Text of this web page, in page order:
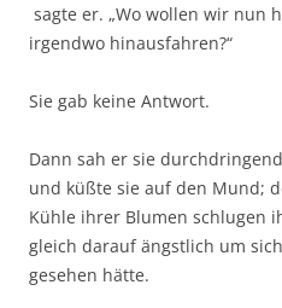
sagte er. „Wo wollen wir nun
irgendwo hinausfahren?“
Sie gab keine Antwort.
Dann sah er sie
und küßte sie auf den Mund;
Kühle ihrer Blumen schlugen
gleich darauf ängstlich um
gesehen hätte.